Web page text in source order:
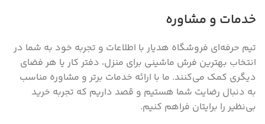
خدمات و مشاوره
تیم حرفه‌ای فروشگاه هدیار با اطلاعات و تجربه خود به شما در
انتخاب بهترین فرش ماشینی برای منزل، دفتر کار یا هر فضای
دیگری کمک می‌کنند. ما با ارائه خدمات برتر و مشاوره مناسب
به دنبال رضایت شما هستیم و قصد داریم که تجربه خرید
بی‌نظیر را برایتان فراهم کنیم.